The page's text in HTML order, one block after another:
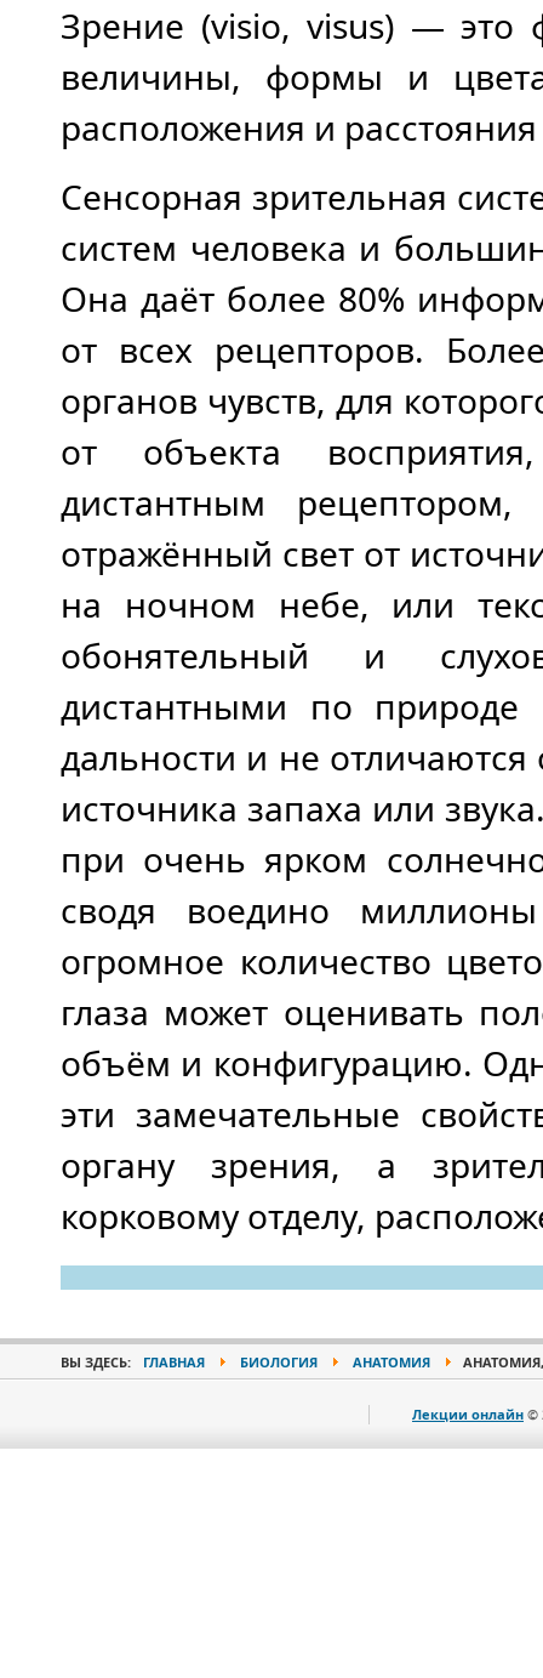
Зрение (visio, visus) — это
величины, формы и
расположения и
Сенсорная зрительная
систем человека и
Она даёт более 80%
от всех рецепторов.
органов чувств, для
от объекта
дистантным
отражённый свет от
на ночном небе, или
обонятельный и
дистантными по природе
дальности и не
источника запаха или
при очень ярком
сводя воедино
огромное количество
глаза может оценивать
объём и конфигурацию.
эти замечательные
органу зрения, а
корковому отделу,
ВЫ ЗДЕСЬ: ГЛАВНАЯ БИОЛОГИЯ АНАТОМИЯ
Лекции онлайн ©